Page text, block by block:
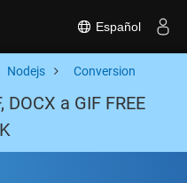
Español
Nodejs Conversion
a GIF FREE